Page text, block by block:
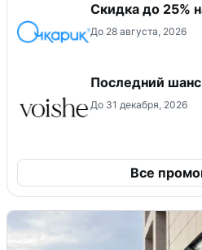
Скидка до 25%
До 28 августа, 2026
Последний
До 31 декабря, 2026
Все